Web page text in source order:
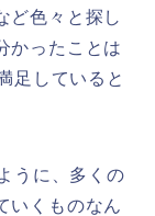
ど色々と探し
かったことは
足していると
うに、多くの
いくものなん